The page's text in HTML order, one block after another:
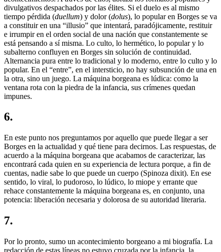
divulgativos despachados por las élites. Si el duelo es al mismo
tiempo pérdida (duellum) y dolor (dolus), lo popular en Borges se va
a constituir en una “illusio” que intentará, paradójicamente, restituir
e irrumpir en el orden social de una nación que constantemente se
está pensando a sí misma. Lo culto, lo hermético, lo popular y lo
subalterno confluyen en Borges sin solución de continuidad.
Alternancia pura entre lo tradicional y lo moderno, entre lo culto y lo
popular. En el “entre”, en el intersticio, no hay subsunción de una en
la otra, sino un juego. La máquina borgeana es lúdica: como la
ventana rota con la piedra de la infancia, sus crímenes quedan
impunes.
6.
En este punto nos preguntamos por aquello que puede llegar a ser
Borges en la actualidad y qué tiene para decirnos. Las respuestas, de
acuerdo a la máquina borgeana que acabamos de caracterizar, las
encontrará cada quien en su experiencia de lectura porque, a fin de
cuentas, nadie sabe lo que puede un cuerpo (Spinoza dixit). En ese
sentido, lo viral, lo pudoroso, lo lúdico, lo miope y errante que
rehace constantemente la máquina borgeana es, en conjunto, una
potencia: liberación necesaria y dolorosa de su autoridad literaria.
7.
Por lo pronto, sumo un acontecimiento borgeano a mi biografía. La